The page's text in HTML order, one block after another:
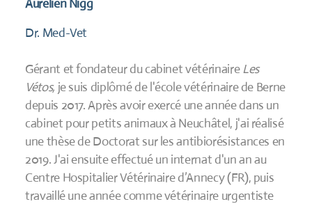
Aurélien Nigg
Dr. Med-Vet
Gérant et fondateur du cabinet vétérinaireLes
Vétos, je suis diplômé de l'école vétérinaire de Berne
depuis 2017. Après avoir exercé une année dans un
cabinet pour petits animaux à Neuchâtel, j'ai réalisé
une thèse de Doctorat sur les antibiorésistances en
2019. J'ai ensuite effectué un internat d'un an au
Centre Hospitalier Vétérinaire d’Annecy (FR), puis
travaillé une année comme vétérinaire urgentiste